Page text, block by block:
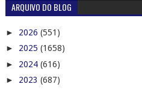
ARQUIVO DO BLOG
► 2026 (551)
► 2025 (1658)
► 2024 (616)
► 2023 (687)